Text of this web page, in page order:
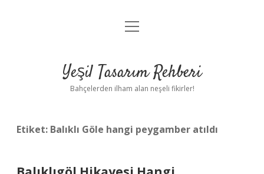
Anasayfa
Yasal Uyarı
menüyü
Yeşil Tasarım Rehberi
Bahçelerden ilham alan neşeli fikirler!
Etiket: Balıklı Göle hangi peygamber atıldı